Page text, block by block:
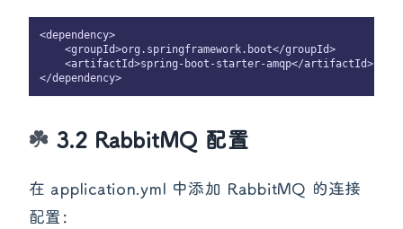
<dependency>
    <groupId>org.springframework.boot</groupId>
    <artifactId>spring-boot-starter-amqp</artifactId>
3.2 RabbitMQ 配置
在 application.yml 中添加 RabbitMQ 的连接
配置：